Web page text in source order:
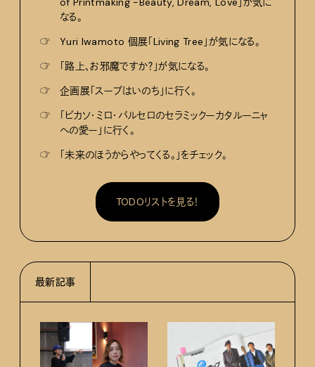
なる。
☞
Yuri Iwamoto 個展「Living Tree」が気になる。
☞
「路上、お邪魔ですか？」が気になる。
☞
企画展「スープはいのち」に行く。
☞
「ピカソ・ミロ・バルセロのセラミックーカタルーニャ
への愛ー」に行く。
☞
「未来のほうからやってくる。」をチェック。
TODOリストを見る！
最新記事